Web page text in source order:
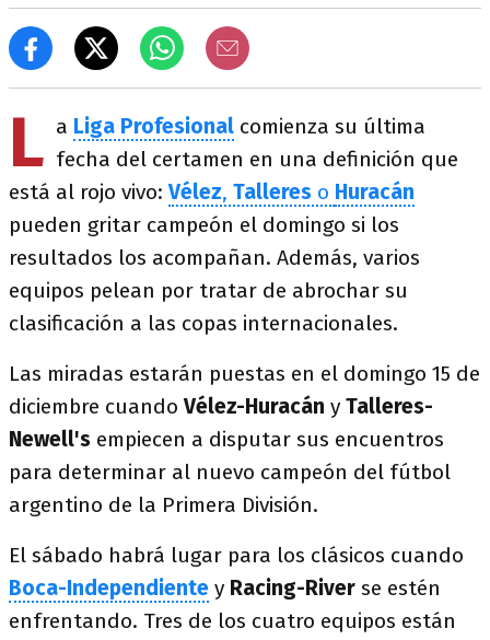
L a Liga Profesional comienza su última
fecha del certamen en una definición que
está al rojo vivo:Vélez, Talleres o Huracán
pueden gritar campeón el domingo si los
resultados los acompañan. Además, varios
equipos pelean por tratar de abrochar su
clasificación a las copas internacionales.
Las miradas estarán puestas en el domingo 15 de
diciembre cuandoVélez-Huracán y Talleres-
Newell's empiecen a disputar sus encuentros
para determinar al nuevo campeón del fútbol
argentino de la Primera División.
El sábado habrá lugar para los clásicos cuando
Boca-Independiente y Racing-River se estén
enfrentando. Tres de los cuatro equipos están